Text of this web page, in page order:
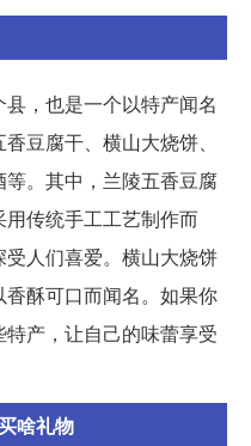
，也是一个以特产闻名
豆腐干、横山大烧饼、
。其中，兰陵五香豆腐
传统手工工艺制作而
人们喜爱。横山大烧饼
酥可口而闻名。如果你
产，让自己的味蕾享受
啥礼物